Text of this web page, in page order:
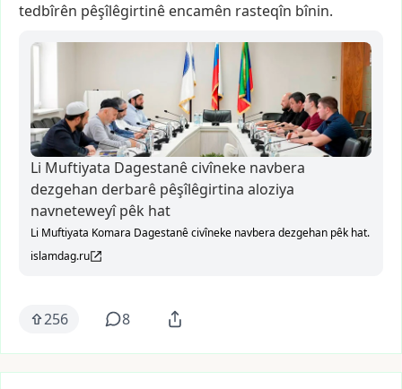
tedbîrên pêşîlêgirtinê encamên rasteqîn bînin.
Li Muftiyata Dagestanê civîneke navbera
dezgehan derbarê pêşîlêgirtina aloziya
navneteweyî pêk hat
Li Muftiyata Komara Dagestanê civîneke navbera dezgehan pêk hat.
islamdag.ru
256 8